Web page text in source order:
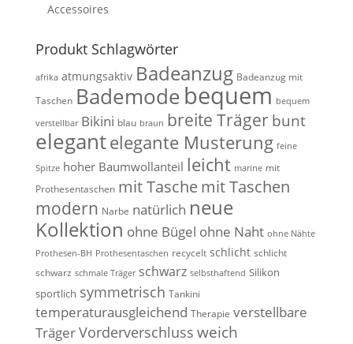
Accessoires
Produkt Schlagwörter
afrika atmungsaktiv Badeanzug Badeanzug mit
Taschen Bademodebequem bequem
verstellbar Bikini blau braun breite Träger bunt
elegantelegante Musterung feine
Spitze hoher Baumwollanteil leicht marine mit
Prothesentaschen mit Taschemit Taschen
modern Narbe natürlich neue
Kollektion ohne Bügel ohne Naht ohne Nähte
Prothesen-BH Prothesentaschen recycelt schlicht schlicht
schwarz schmale Träger schwarz selbsthaftend Silikon
sportlich symmetrisch Tankini
temperaturausgleichend Therapie verstellbare
TrägerVorderverschluss weich